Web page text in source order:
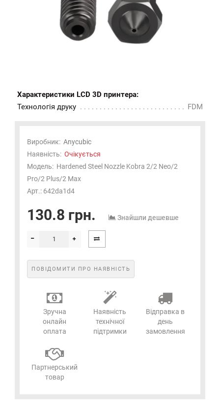
Характеристики LCD 3D принтера:
Технологія друку
FDM
Виробник: Anycubic
Наявність: Очікується
Модель: Hardened Steel Nozzle Kobra 2/2 Neo/2
Pro/2 Plus/2 Max
Арт.: 642da1d4
130.8 грн. Знайшли дешевше
ПОВІДОМИТИ ПРО НАЯВНІСТЬ
Зручна
онлайн
оплата
Наявність
технічної
підтримки
Відправка в
день
замовлення
Партнерський
товар